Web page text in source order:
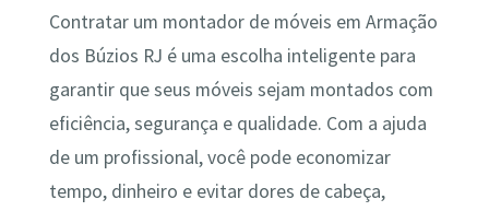
Contratar um montador de móveis em Armação
dos Búzios RJ é uma escolha inteligente para
garantir que seus móveis sejam montados com
eficiência, segurança e qualidade. Com a ajuda
de um profissional, você pode economizar
tempo, dinheiro e evitar dores de cabeça,